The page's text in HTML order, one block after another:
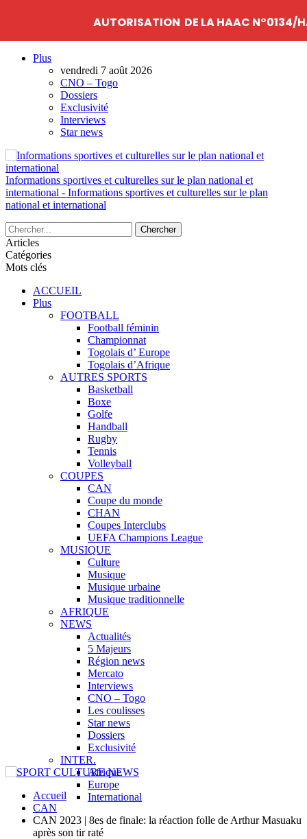
Plus
vendredi 7 août 2026
CNO – Togo
Dossiers
Exclusivité
Interviews
Star news
Informations sportives et culturelles sur le plan national et
international - Informations sportives et culturelles sur le plan
national et international
Articles
Catégories
Mots clés
ACCUEIL
Plus
FOOTBALL
Football féminin
Championnat
Togolais d’ Europe
Togolais d’Afrique
AUTRES SPORTS
Basketball
Boxe
Golfe
Handball
Rugby
Tennis
Volleyball
COUPES
CAN
Coupe du monde
CHAN
Coupes Interclubs
UEFA Champions League
MUSIQUE
Culture
Musique
Musique urbaine
Musique traditionnelle
AFRIQUE
NEWS
Actualités
5 Majeurs
Région news
Mercato
Interviews
CNO – Togo
Les coulisses
Star news
Dossiers
Exclusivité
INTER.
Afrique
Europe
International
Accueil
CAN
CAN 2023 | 8es de finale: la réaction folle de Arthur Masuaku
après son tir raté
AUTORISATION DE LA HAAC